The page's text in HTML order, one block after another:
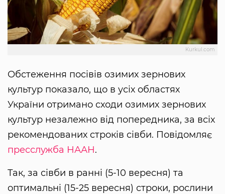
Kurkul.com
Обстеження посівів озимих зернових
культур показало, що в усіх областях
України отримано сходи озимих зернових
культур незалежно від попередника, за всіх
рекомендованих строків сівби. Повідомляє
пресслужба НААН.
Так, за сівби в ранні (5-10 вересня) та
оптимальні (15-25 вересня) строки, рослини